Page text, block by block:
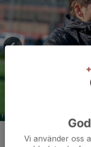
Kommentarer
Vi använder oss